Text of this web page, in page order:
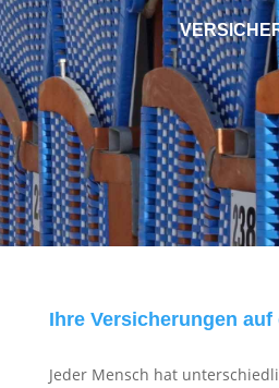
Ihre Versicherungen auf
Jeder Mensch hat